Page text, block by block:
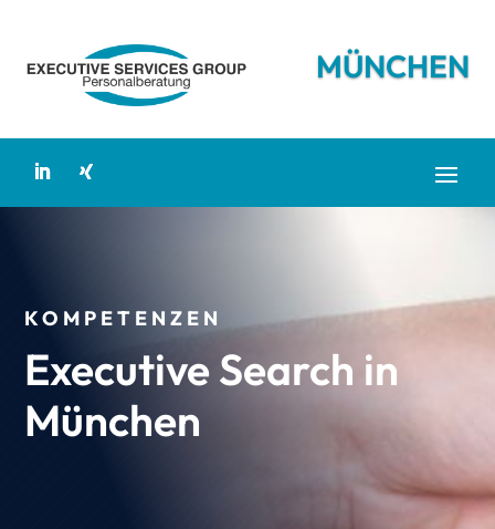
MÜNCHEN
KOMPETENZEN
Executive Search in
München